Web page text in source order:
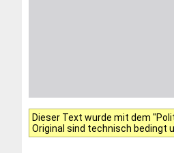
Dieser Text wurde mit dem
Original sind technisch bedingt